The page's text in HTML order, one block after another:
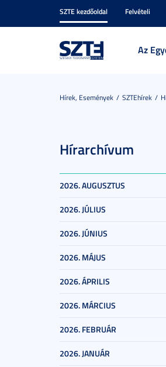
SZTE kezdőoldal Felvételi
Az
Hírek, Események SZTEhírek
Hírarchívum
2026. AUGUSZTUS
2026. JÚLIUS
2026. JÚNIUS
2026. MÁJUS
2026. ÁPRILIS
2026. MÁRCIUS
2026. FEBRUÁR
2026. JANUÁR